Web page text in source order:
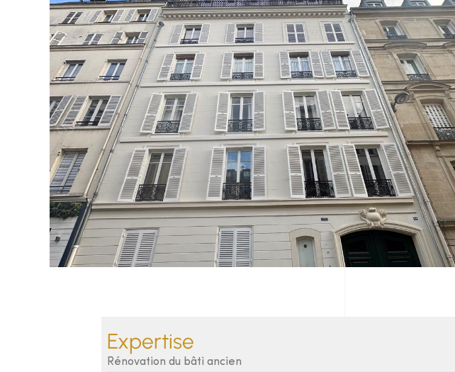
Expertise
Rénovation du bâti ancien